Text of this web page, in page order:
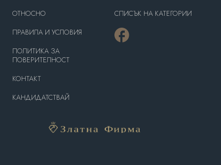
OТНОСНО
ПРАВИЛА И УСЛОВИЯ
ПОЛИТИКА ЗА
ПОВЕРИТЕЛНОСТ
КОНТАКТ
КАНДИДАТСТВАЙ
СПИСЪК НА КАТЕГОРИИ